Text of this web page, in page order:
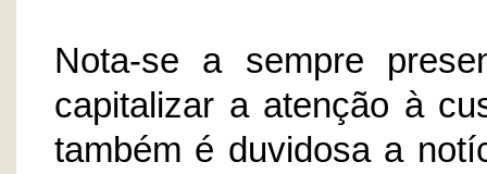
Nota-se a sempre
capitalizar a atenção à
também é duvidosa a